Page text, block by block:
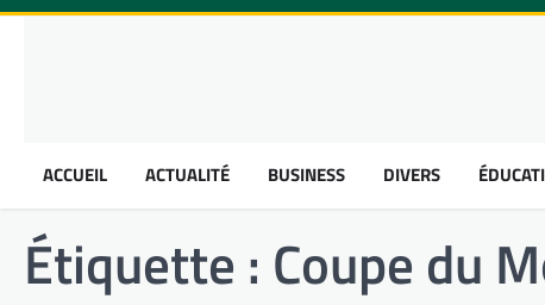
ACCUEIL ACTUALITÉ BUSINESS DIVERS
Étiquette : Coupe du